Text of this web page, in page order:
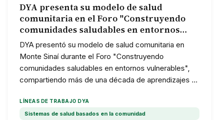
DYA presenta su modelo de salud
comunitaria en el Foro "Construyendo
comunidades saludables en entornos
vulnerables"
DYA presentó su modelo de salud comunitaria en
Monte Sinaí durante el Foro "Construyendo
comunidades saludables en entornos vulnerables",
compartiendo más de una década de aprendizajes y
fortalecimiento de la salud comunitaria.
LÍNEAS DE TRABAJO DYA
Sistemas de salud basados en la comunidad